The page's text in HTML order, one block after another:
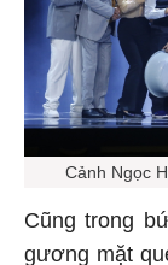
Cảnh Ngọc
Cũng trong
gương mặt